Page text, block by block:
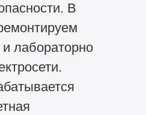
В
лабораторно